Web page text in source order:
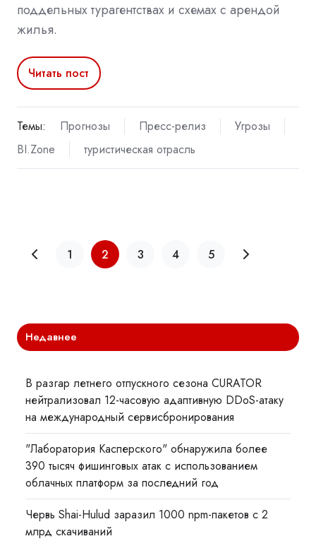
поддельных турагентствах и схемах с арендой
жилья.
Читать пост
Темы: Прогнозы Пресс-релиз
Угрозы
BI.Zone
туристическая отрасль
1 2 3 4 5
Недавнее
В разгар летнего отпускного сезона CURATOR
нейтрализовал 12-часовую адаптивную DDoS-атаку
на международный сервисбронирования
"Лаборатория Касперского" обнаружила более
390 тысяч фишинговых атак с использованием
облачных платформ за последний год
Червь Shai-Hulud заразил 1000 npm-пакетов с 2
млрд скачиваний